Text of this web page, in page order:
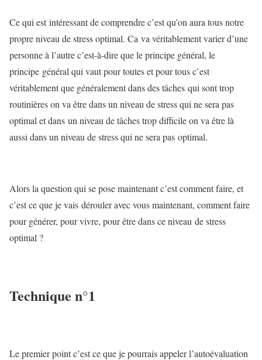
Ce qui est intéressant de comprendre c’est qu’on aura tous notre
propre niveau de stress optimal. Ca va véritablement varier d’une
personne à l’autre c’est-à-dire que le principe général, le
principe général qui vaut pour toutes et pour tous c’est
véritablement que généralement dans des tâches qui sont trop
routinières on va être dans un niveau de stress qui ne sera pas
optimal et dans un niveau de tâches trop difficile on va être là
aussi dans un niveau de stress qui ne sera pas optimal.
Alors la question qui se pose maintenant c’est comment faire, et
c’est ce que je vais dérouler avec vous maintenant, comment faire
pour générer, pour vivre, pour être dans ce niveau de stress
optimal ?
Technique n°1
Le premier point c’est ce que je pourrais appeler l’autoévaluation